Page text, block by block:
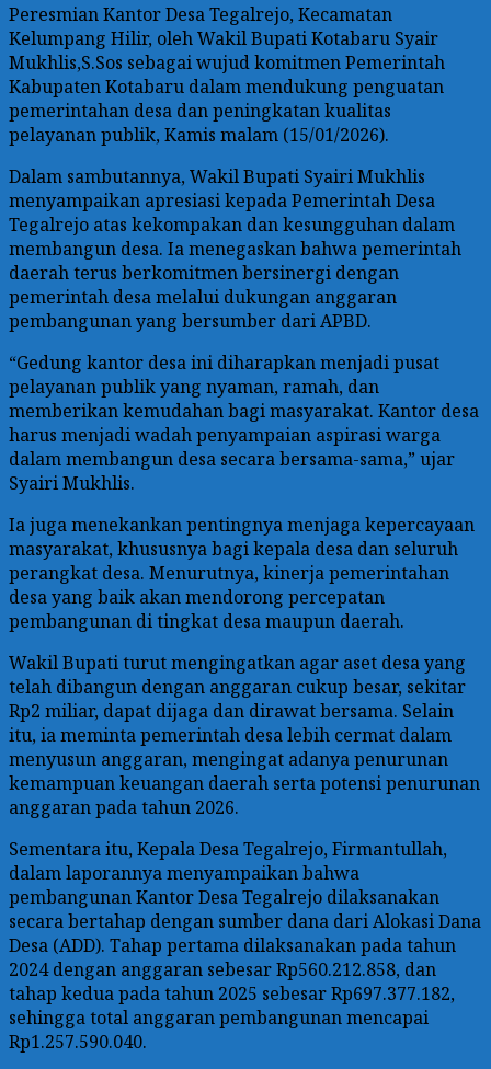
Peresmian Kantor Desa Tegalrejo, Kecamatan
Kelumpang Hilir, oleh Wakil Bupati Kotabaru Syair
Mukhlis,S.Sos sebagai wujud komitmen Pemerintah
Kabupaten Kotabaru dalam mendukung penguatan
pemerintahan desa dan peningkatan kualitas
pelayanan publik, Kamis malam (15/01/2026).
Dalam sambutannya, Wakil Bupati Syairi Mukhlis
menyampaikan apresiasi kepada Pemerintah Desa
Tegalrejo atas kekompakan dan kesungguhan dalam
membangun desa. Ia menegaskan bahwa pemerintah
daerah terus berkomitmen bersinergi dengan
pemerintah desa melalui dukungan anggaran
pembangunan yang bersumber dari APBD.
“Gedung kantor desa ini diharapkan menjadi pusat
pelayanan publik yang nyaman, ramah, dan
memberikan kemudahan bagi masyarakat. Kantor desa
harus menjadi wadah penyampaian aspirasi warga
dalam membangun desa secara bersama-sama,” ujar
Syairi Mukhlis.
Ia juga menekankan pentingnya menjaga kepercayaan
masyarakat, khususnya bagi kepala desa dan seluruh
perangkat desa. Menurutnya, kinerja pemerintahan
desa yang baik akan mendorong percepatan
pembangunan di tingkat desa maupun daerah.
Wakil Bupati turut mengingatkan agar aset desa yang
telah dibangun dengan anggaran cukup besar, sekitar
Rp2 miliar, dapat dijaga dan dirawat bersama. Selain
itu, ia meminta pemerintah desa lebih cermat dalam
menyusun anggaran, mengingat adanya penurunan
kemampuan keuangan daerah serta potensi penurunan
anggaran pada tahun 2026.
Sementara itu, Kepala Desa Tegalrejo, Firmantullah,
dalam laporannya menyampaikan bahwa
pembangunan Kantor Desa Tegalrejo dilaksanakan
secara bertahap dengan sumber dana dari Alokasi Dana
Desa (ADD). Tahap pertama dilaksanakan pada tahun
2024 dengan anggaran sebesar Rp560.212.858, dan
tahap kedua pada tahun 2025 sebesar Rp697.377.182,
sehingga total anggaran pembangunan mencapai
Rp1.257.590.040.